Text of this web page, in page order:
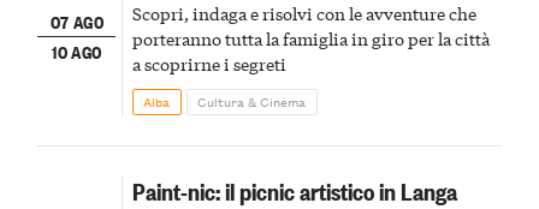
07 AGO
10 AGO
Scopri, indaga e risolvi con le avventure che
porteranno tutta la famiglia in giro per la città
a scoprirne i segreti
Alba Cultura & Cinema
Paint-nic: il picnic artistico in Langa